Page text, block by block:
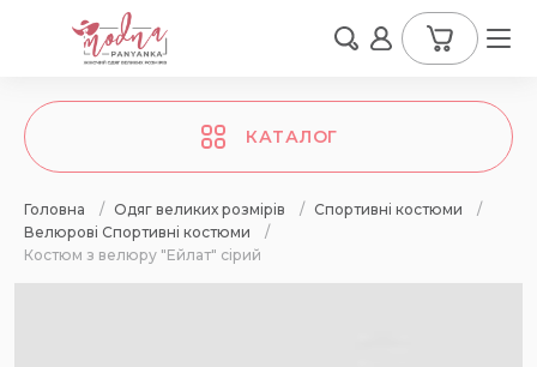
КАТАЛОГ
Головна / Одяг великих розмірів / Спортивні костюми
/
Велюрові Спортивні костюми
/
Костюм з велюру "Ейлат" сірий